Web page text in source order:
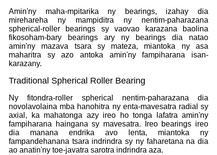
Amin'ny maha-mpitarika ny bearings, izahay dia
mirehareha ny mampiditra ny nentim-paharazana
spherical-roller bearings sy vaovao karazana baolina
fikosoham-bary bearings ary ny bearings dia natao
amin'ny mazava tsara sy mateza, miantoka ny asa
maharitra sy azo antoka amin'ny fampiharana isan-
karazany.
Traditional Spherical Roller Bearing
Ny fitondra-roller spherical nentim-paharazana dia
novolavolaina mba hanohitra ny enta-mavesatra radial sy
axial, ka mahatonga azy ireo ho tonga lafatra amin'ny
fampiharana haingana sy mavesatra. Ireo bearings ireo
dia manana endrika avo lenta, miantoka ny
fampandehanana tsara indrindra sy ny faharetana na dia
ao anatin'ny toe-javatra sarotra indrindra aza.